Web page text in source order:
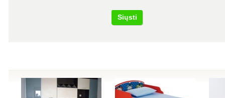
Siųsti